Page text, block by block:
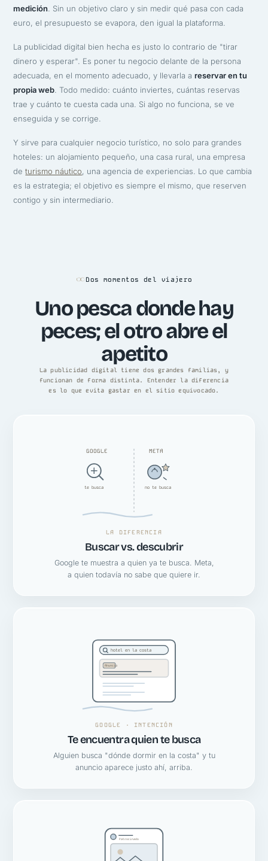
medición . Sin un objetivo claro y sin medir qué pasa con cada
euro, el presupuesto se evapora, den igual la plataforma.
La publicidad digital bien hecha es justo lo contrario de "tirar
dinero y esperar". Es poner tu negocio delante de la persona
adecuada, en el momento adecuado, y llevarla areservar en tu
propia web . Todo medido: cuánto inviertes, cuántas reservas
trae y cuánto te cuesta cada una. Si algo no funciona, se ve
enseguida y se corrige.
Y sirve para cualquier negocio turístico, no solo para grandes
hoteles: un alojamiento pequeño, una casa rural, una empresa
deturismo náutico, una agencia de experiencias. Lo que cambia
es la estrategia; el objetivo es siempre el mismo, que reserven
contigo y sin intermediario.
Dos momentos del viajero
Uno pesca donde hay
peces; el otro abre el
apetito
La publicidad digital tiene dos grandes familias, y
funcionan de forma distinta. Entender la diferencia
es lo que evita gastar en el sitio equivocado.
GOOGLE
te busca
META
no te busca
LA DIFERENCIA
Buscar vs. descubrir
Google te muestra a quien ya te busca. Meta,
a quien todavía no sabe que quiere ir.
hotel en la costa
Anuncio
GOOGLE · INTENCIÓN
Te encuentra quien te busca
Alguien busca "dónde dormir en la costa" y tu
anuncio aparece justo ahí, arriba.
Patrocinado